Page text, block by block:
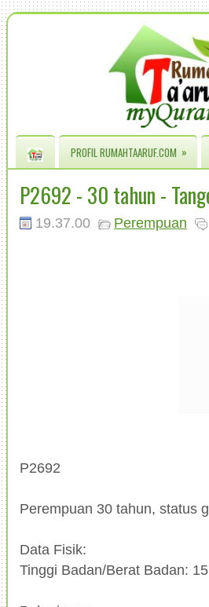
PROFIL RUMAHTAARUF.COM »
P2692 - 30 tahun -
19.37.00 Perempuan
P2692
Perempuan 30 tahun, status
Data Fisik:
Tinggi Badan/Berat Badan: